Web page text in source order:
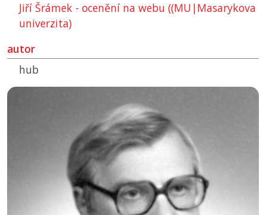
Jiří Šrámek - ocenění na webu ((MU|Masarykova
univerzita)
autor
hub